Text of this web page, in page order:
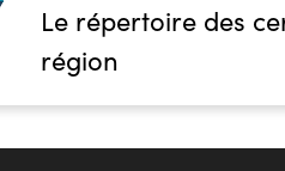
Le répertoire des
région